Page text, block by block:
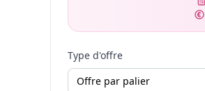
Type d'offre